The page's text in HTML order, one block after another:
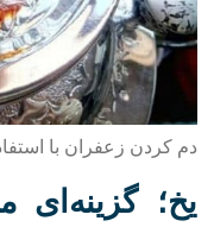
دم کردن زعفران با
یخ؛